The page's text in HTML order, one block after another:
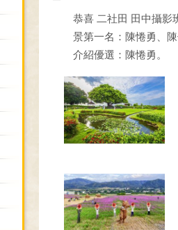
恭喜 二社田 田中攝影
景第一名：陳惓勇、
介紹優選：陳惓勇。